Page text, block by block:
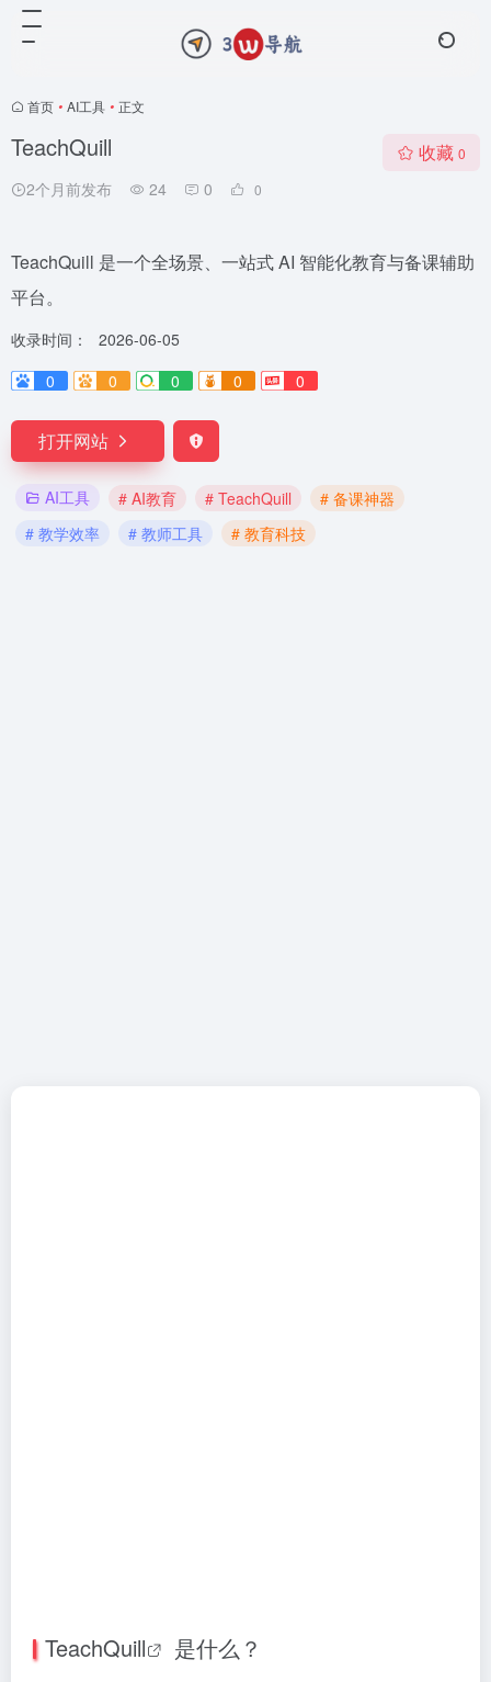
首页 • AI工具 • 正文
TeachQuill
2个月前发布 24 0 0
收藏 0
TeachQuill 是一个全场景、一站式 AI 智能化教育与备课辅助
平台。
收录时间：
2026-06-05
0
0 0 0 0
打开网站
AI工具 # AI教育 # TeachQuill
# 备课神器
# 教学效率
# 教师工具 # 教育科技
TeachQuill 是什么？